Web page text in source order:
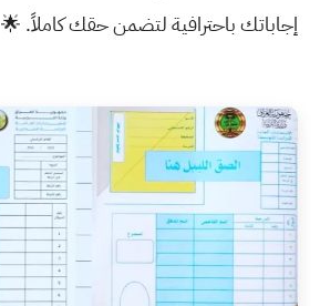
إجاباتك باحترافية لتضمن حقك كاملاً. 🌟